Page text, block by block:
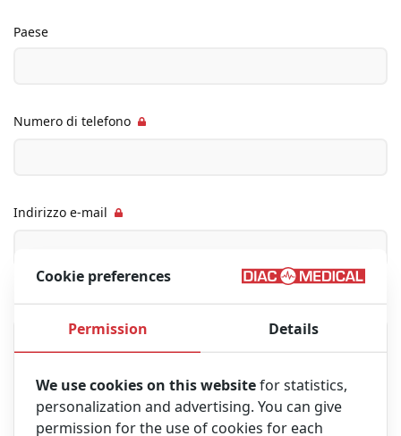
Paese
Numero di telefono
Indirizzo e-mail
Messagio
Cookie preferences
Permission Details
We use cookies on this websitefor statistics,
personalization and advertising. You can give
permission for the use of cookies for each